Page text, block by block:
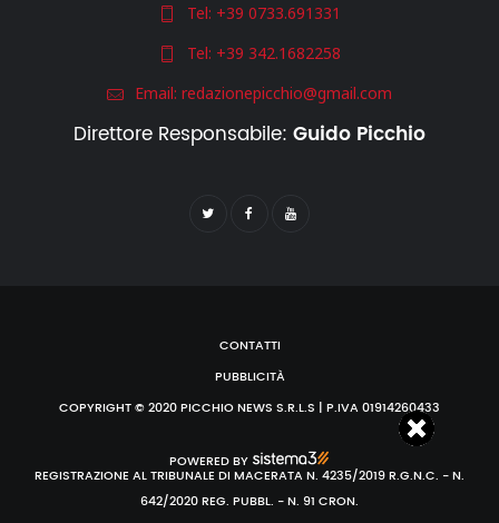
Tel: +39 0733.691331
Tel: +39 342.1682258
Email: redazionepicchio@gmail.com
Direttore Responsabile: Guido Picchio
CONTATTI
PUBBLICITÀ
COPYRIGHT © 2020 PICCHIO NEWS S.R.L.S | P.IVA 01914260433
POWERED BY
REGISTRAZIONE AL TRIBUNALE DI MACERATA N. 4235/2019 R.G.N.C. - N.
642/2020 REG. PUBBL. - N. 91 CRON.